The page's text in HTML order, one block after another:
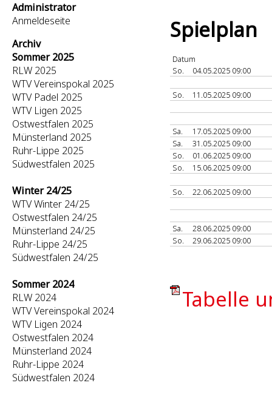
Administrator
Anmeldeseite
Archiv
Sommer 2025
RLW 2025
WTV Vereinspokal 2025
WTV Padel 2025
WTV Ligen 2025
Ostwestfalen 2025
Münsterland 2025
Ruhr-Lippe 2025
Südwestfalen 2025
Winter 24/25
WTV Winter 24/25
Ostwestfalen 24/25
Münsterland 24/25
Ruhr-Lippe 24/25
Südwestfalen 24/25
Sommer 2024
RLW 2024
WTV Vereinspokal 2024
WTV Ligen 2024
Ostwestfalen 2024
Münsterland 2024
Ruhr-Lippe 2024
Südwestfalen 2024
Spielplan
Datum
So.
04.05.2025 09:00
So. 11.05.2025 09:00
Sa.
17.05.2025 09:00
Sa.
31.05.2025 09:00
So.
01.06.2025 09:00
So.
15.06.2025 09:00
So. 22.06.2025 09:00
Sa.
28.06.2025 09:00
So.
29.06.2025 09:00
Tabelle